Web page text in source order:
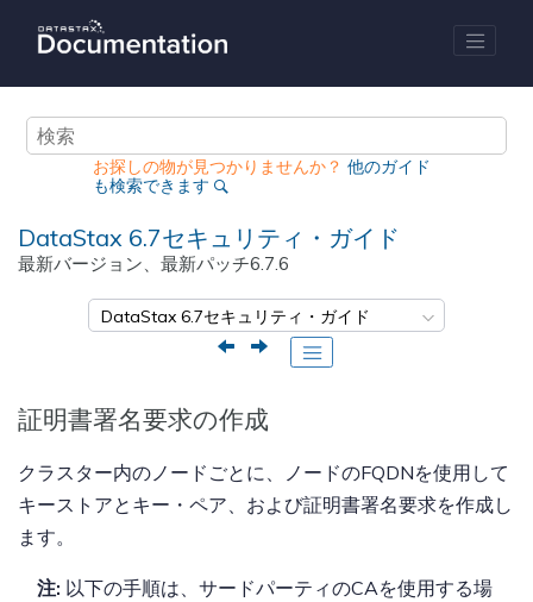
メインコンテンツにジャンプ
お探しの物が見つかりませんか？他のガイド
も検索できます
DataStax 6.7セキュリティ・ガイド
最新バージョン、最新パッチ6.7.6
証明書署名要求の作成
クラスター内のノードごとに、ノードのFQDNを使用して
キーストアとキー・ペア、および証明書署名要求を作成し
ます。
注: 以下の手順は、サードパーティのCAを使用する場